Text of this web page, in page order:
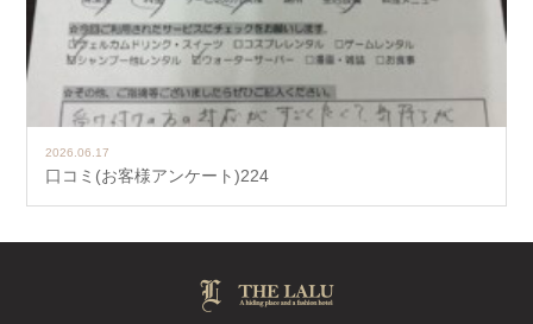
2026.06.17
口コミ(お客様アンケート)224